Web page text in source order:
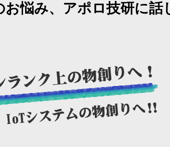
悩み、 アポロ技研に話